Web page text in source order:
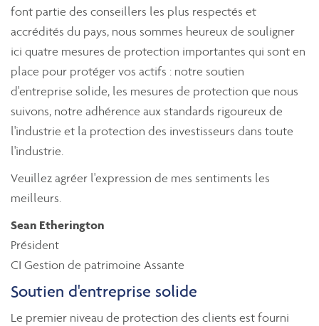
font partie des conseillers les plus respectés et
accrédités du pays, nous sommes heureux de souligner
ici quatre mesures de protection importantes qui sont en
place pour protéger vos actifs : notre soutien
d'entreprise solide, les mesures de protection que nous
suivons, notre adhérence aux standards rigoureux de
l'industrie et la protection des investisseurs dans toute
l'industrie.
Veuillez agréer l'expression de mes sentiments les
meilleurs.
Sean Etherington
Président
CI Gestion de patrimoine Assante
Soutien d'entreprise solide
Le premier niveau de protection des clients est fourni